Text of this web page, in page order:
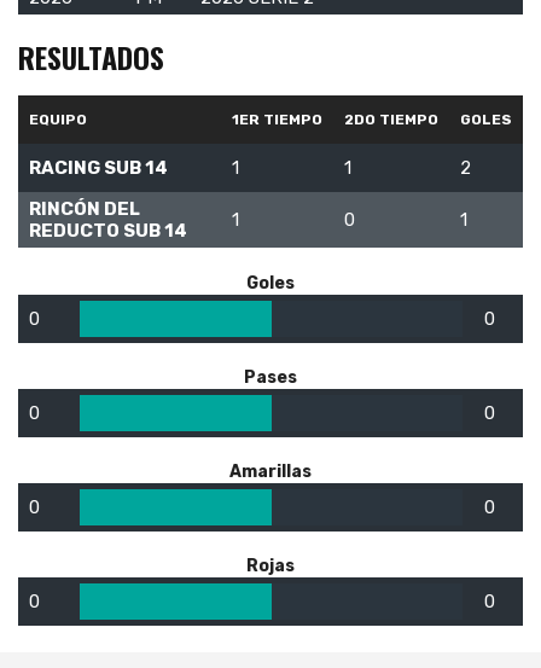
RESULTADOS
EQUIPO 1ER TIEMPO 2DO TIEMPO GOLES
RACING SUB 14 1 1
2
RINCÓN DEL
REDUCTO SUB 14
1 0 1
Goles
0 0
Pases
0 0
Amarillas
0 0
Rojas
0 0